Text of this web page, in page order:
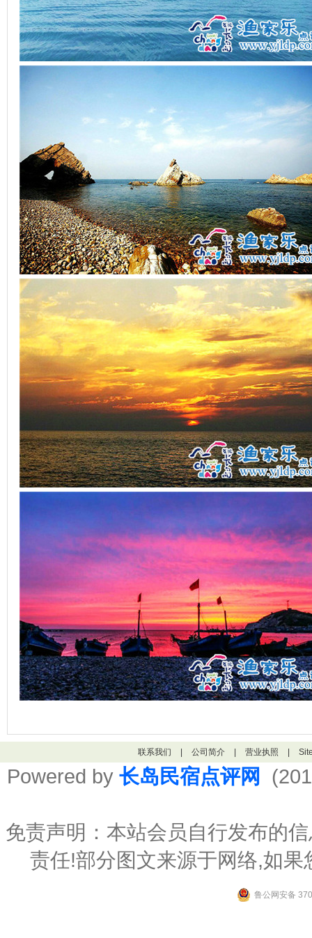
联系我们 公司简介 营业执照
Powered by 长岛民宿点评网
免责声明：本站会员自行发布的
责任!部分图文来源于网络,如
鲁公网安备